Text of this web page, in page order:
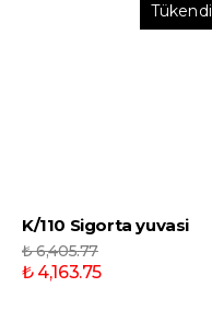
Tükendi
K/110 Sigorta yuvasi
₺ 6,405.77
₺ 4,163.75